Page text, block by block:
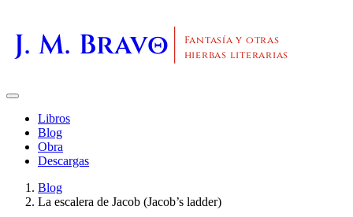
J. M. Bravo
Fantasía y otras
hierbas literarias
Libros
Blog
Obra
Descargas
Blog
La escalera de Jacob (Jacob’s ladder)